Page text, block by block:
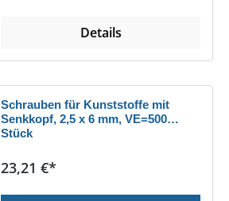
Details
Schrauben für Kunststoffe mit
Senkkopf, 2,5 x 6 mm, VE=500
Stück
Regulärer Preis:
23,21 €*